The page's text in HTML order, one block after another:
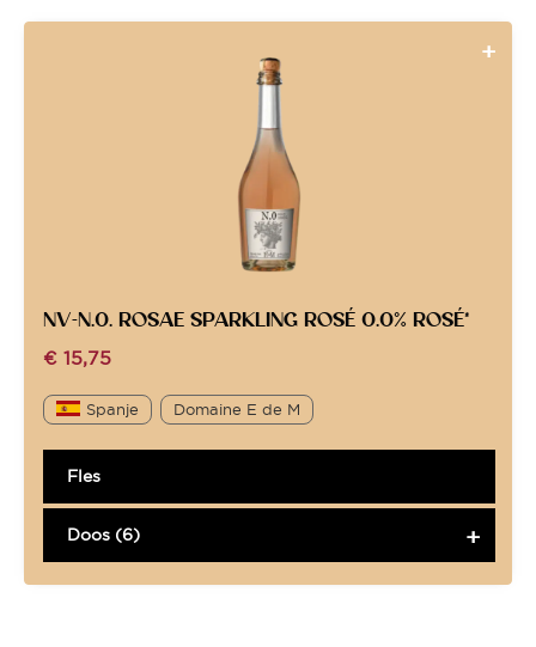
NV-N.0. ROSAE SPARKLING ROSÉ 0.0% ROSÉ*
€ 15,75
Spanje Domaine E de M
Fles
Doos (6)